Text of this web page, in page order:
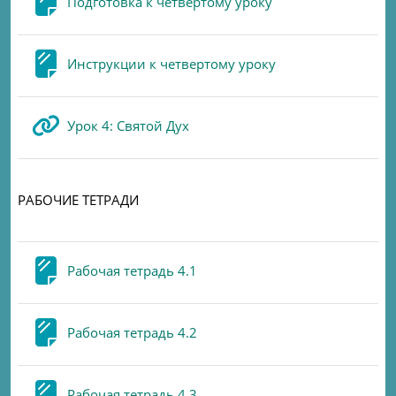
Инструкции к четвертому урокуPage
Урок 4: Святой ДухURL
РАБОЧИЕ ТЕТРАДИ
Рабочая тетрадь 4.1
Рабочая тетрадь 4.2